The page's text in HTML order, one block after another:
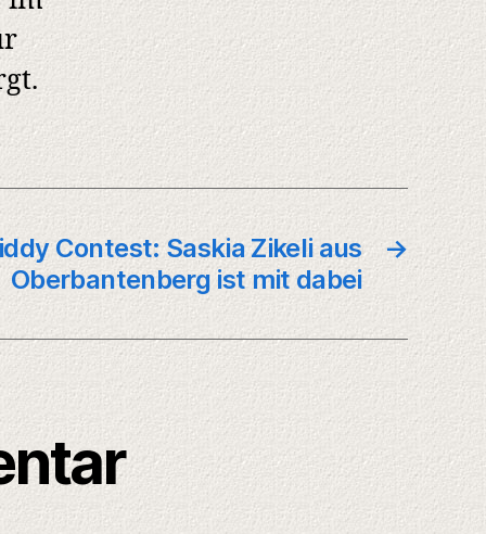
→
Contest: Saskia Zikeli aus
Oberbantenberg ist mit dabei